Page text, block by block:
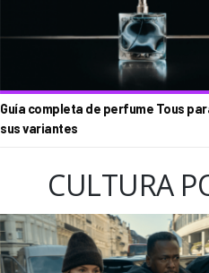
Guía completa de perfume Tous
sus variantes
CULTURA